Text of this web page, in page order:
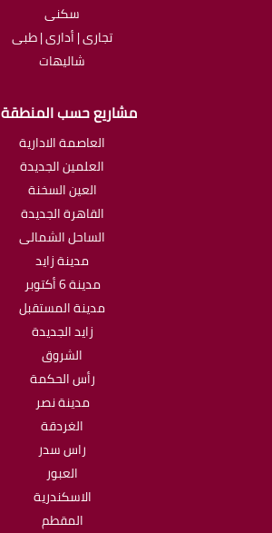
سكنى
تجارى | أدارى | طبى
شاليهات
مشاريع حسب المنطقة
العاصمة الادارية
العلمين الجديدة
العين السخنة
القاهرة الجديدة
الساحل الشمالى
مدينة زايد
مدينة 6 أكتوبر
مدينة المستقبل
زايد الجديدة
الشروق
رأس الحكمة
مدينة نصر
الغردقة
راس سدر
العبور
الاسكندرية
المقطم